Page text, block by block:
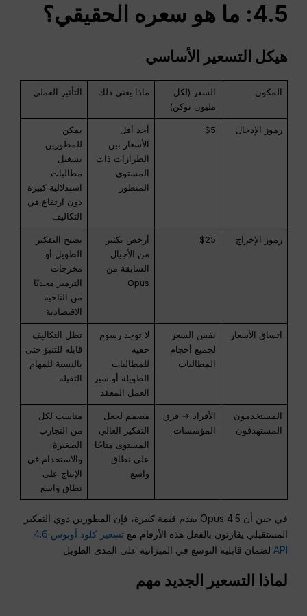
4.5: ما هو سعره الحقيقي؟
هيكل التسعير الأساسي
المكون
السعر (لكل
مليون توكن)
ماذا يعني ذلك التأثير العملي
رموز الإدخال $5
أحد أقل
الأسعار بين
الطرازات ذات
المستوى
المتطور
يمكن
للمطورين
تشغيل
مطالبات
استدلالية كبيرة
دون ارتفاع في
التكاليف
رموز الإخراج $25
أرخص بكثير
من الأجيال
السابقة من
Opus
يصبح التفكير
الطويل أو
مخرجات
الترميز مجديًا
من الناحية
الاقتصادية
اتساق الأسعار
نفس السعر
لجميع أحجام
المطالبات
لا توجد رسوم
خفية
للمطالبات
الطويلة أو سير
العمل المعقد
تظل التكاليف
قابلة للتنبؤ حتى
بالنسبة للمهام
الثقيلة
المستخدمون
المستهدفون
الأفراد → فرق
المؤسسات
مصمم لجعل
التفكير العالي
المستوى متاحًا
على نطاق
واسع
مناسب لكل
من التجارب
الصغيرة
والاستخدام في
الإنتاج على
نطاق واسع
في حين أن Opus 4.5 يقدم قيمة كبيرة، فإن المطورين ذوي التفكير
المستقبلي يقارنون بالفعل هذه الأرقام مع
تسعير كلود أوبوس 4.6
API لضمان قابلية التوسع في الميزانية على المدى الطويل.
لماذا التسعير الجديد مهم